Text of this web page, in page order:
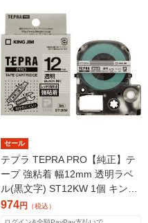
セール
テプラ TEPRA PRO【純正】テ
ープ 強粘着 幅12mm 透明ラベ
ル(黒文字) ST12KW 1個 キング
ジム
974円 （税込）